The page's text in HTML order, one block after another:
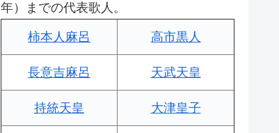
年）までの代表歌人。
柿本人麻呂 高市黒人
長意吉麻呂 天武天皇
持統天皇 大津皇子